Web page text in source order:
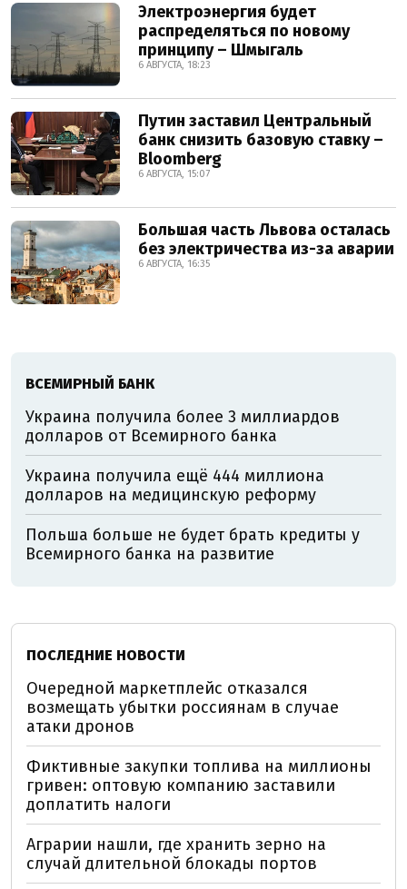
Электроэнергия будет
распределяться по новому
принципу – Шмыгаль
6 АВГУСТА, 18:23
Путин заставил Центральный
банк снизить базовую ставку –
Bloomberg
6 АВГУСТА, 15:07
Большая часть Львова осталась
без электричества из-за аварии
6 АВГУСТА, 16:35
ВСЕМИРНЫЙ БАНК
Украина получила более 3 миллиардов
долларов от Всемирного банка
Украина получила ещё 444 миллиона
долларов на медицинскую реформу
Польша больше не будет брать кредиты у
Всемирного банка на развитие
ПОСЛЕДНИЕ НОВОСТИ
Очередной маркетплейс отказался
возмещать убытки россиянам в случае
атаки дронов
Фиктивные закупки топлива на миллионы
гривен: оптовую компанию заставили
доплатить налоги
Аграрии нашли, где хранить зерно на
случай длительной блокады портов